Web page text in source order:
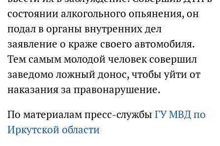
состоянии алкогольного опьянения, он
подал в органы внутренних дел
заявление о краже своего автомобиля.
Тем самым молодой человек совершил
заведомо ложный донос, чтобы уйти от
наказания за правонарушение.
По материалам пресс-службы ГУ МВД по
Иркутской области